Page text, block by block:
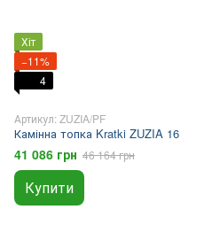
Хіт
−11%
4
Артикул: ZUZIA/PF
Камінна топка Kratki ZUZIA 16
41 086 грн 46 164 грн
Купити